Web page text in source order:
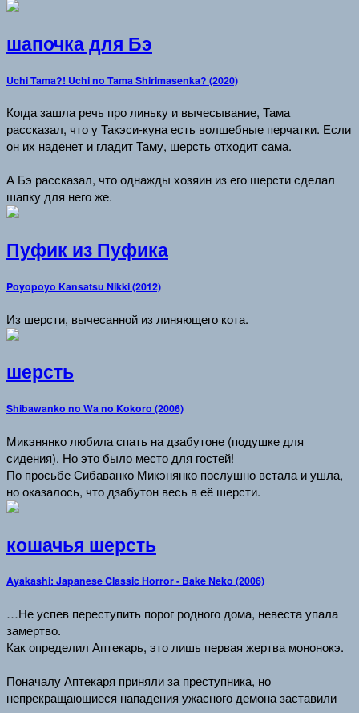
шапочка для Бэ
Uchi Tama?! Uchi no Tama Shirimasenka? (2020)
Когда зашла речь про линьку и вычесывание, Тама
рассказал, что у Такэси-куна есть волшебные перчатки. Если
он их наденет и гладит Таму, шерсть отходит сама.
А Бэ рассказал, что однажды хозяин из его шерсти сделал
шапку для него же.
Пуфик из Пуфика
Poyopoyo Kansatsu Nikki (2012)
Из шерсти, вычесанной из линяющего кота.
шерсть
Shibawanko no Wa no Kokoro (2006)
Микэнянко любила спать на дзабутоне (подушке для
сидения). Но это было место для гостей!
По просьбе Сибаванко Микэнянко послушно встала и ушла,
но оказалось, что дзабутон весь в её шерсти.
кошачья шерсть
Ayakashi: Japanese Classic Horror - Bake Neko (2006)
…Не успев переступить порог родного дома, невеста упала
замертво.
Как определил Аптекарь, это лишь первая жертва мононокэ.
Поначалу Аптекаря приняли за преступника, но
непрекращающиеся нападения ужасного демона заставили